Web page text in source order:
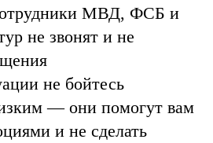
МВД, ФСБ и
не звонят и не
не бойтесь
— они помогут вам
и не сделать